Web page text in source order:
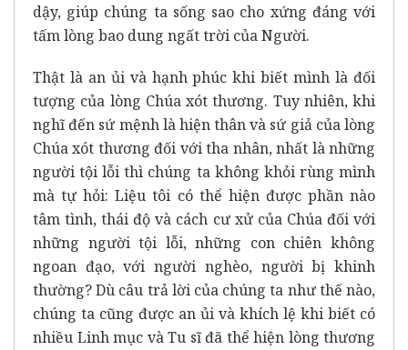
dậy, giúp chúng ta sống sao cho xứng đáng với
tấm lòng bao dung ngất trời của Người.
Thật là an ủi và hạnh phúc khi biết mình là đối
tượng của lòng Chúa xót thương. Tuy nhiên, khi
nghĩ đến sứ mệnh là hiện thân và sứ giả của lòng
Chúa xót thương đối với tha nhân, nhất là những
người tội lỗi thì chúng ta không khỏi rùng mình
mà tự hỏi: Liệu tôi có thể hiện được phần nào
tâm tình, thái độ và cách cư xử của Chúa đối với
những người tội lỗi, những con chiên không
ngoan đạo, với người nghèo, người bị khinh
thường? Dù câu trả lời của chúng ta như thế nào,
chúng ta cũng được an ủi và khích lệ khi biết có
nhiều Linh mục và Tu sĩ đã thể hiện lòng thương